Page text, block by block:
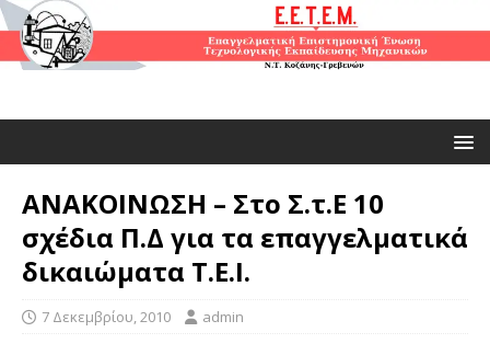
ΑΝΑΚΟΙΝΩΣΗ – Στο Σ.τ.Ε 10
σχέδια Π.Δ για τα επαγγελματικά
δικαιώματα Τ.Ε.Ι.
7 Δεκεμβρίου, 2010 admin